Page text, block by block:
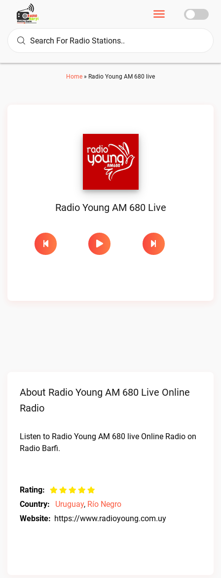
Home » Radio Young AM 680 live
Radio Young AM 680 Live
About Radio Young AM 680 Live Online
Radio
Listen to Radio Young AM 680 live Online Radio on
Radio Barfi.
Rating:
Country:
Uruguay, Río Negro
Website: https://www.radioyoung.com.uy